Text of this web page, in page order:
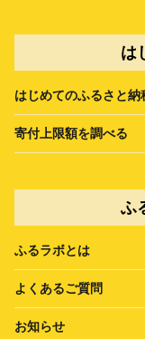
は
はじめてのふるさと納
寄付上限額を調べる
ふ
ふるラボとは
よくあるご質問
お知らせ